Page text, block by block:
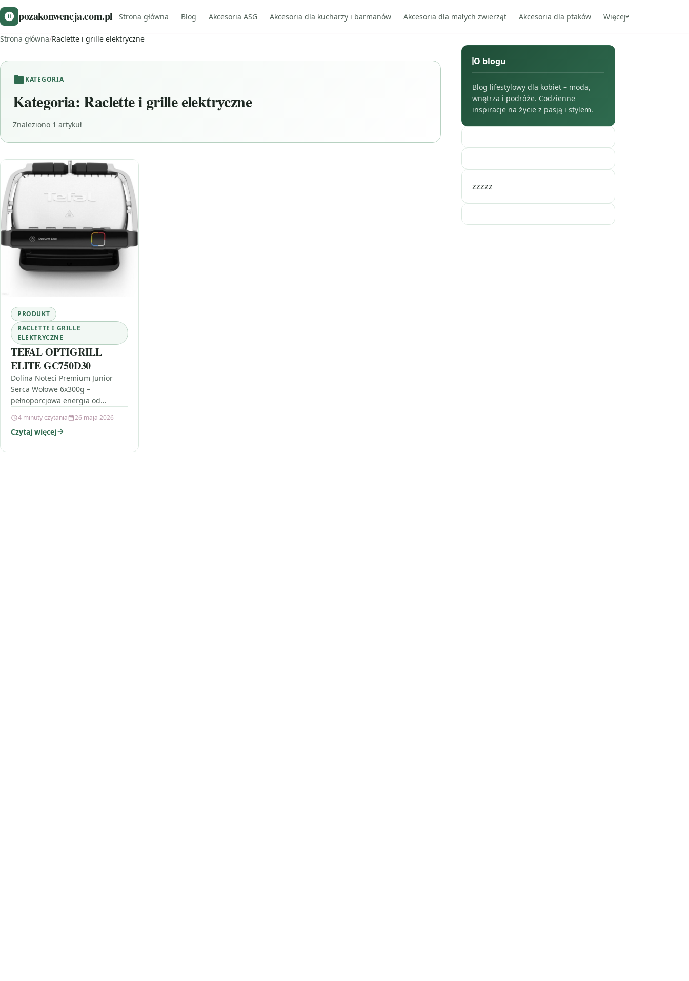
pozakonwencja.com.pl Strona główna Blog Akcesoria ASG Akcesoria dla kucharzy i barmanów Akcesoria dla małych zwierząt Akcesoria dla ptaków Więcej
Strona główna/Raclette i grille elektryczne
KATEGORIA
Kategoria:Raclette i grille elektryczne
Znaleziono 1 artykuł
PRODUKT
RACLETTE I GRILLE
ELEKTRYCZNE
TEFAL OPTIGRILL
ELITE GC750D30
Dolina Noteci Premium Junior
Serca Wołowe 6x300g –
pełnoporcjowa energia od
karmy, która wspiera rozwój
szczeniąt i młodych psów
4 minuty czytania 26 maja 2026
Czytaj więcej
O blogu
Blog lifestylowy dla kobiet – moda,
wnętrza i podróże. Codzienne
inspiracje na życie z pasją i stylem.
zzzzz